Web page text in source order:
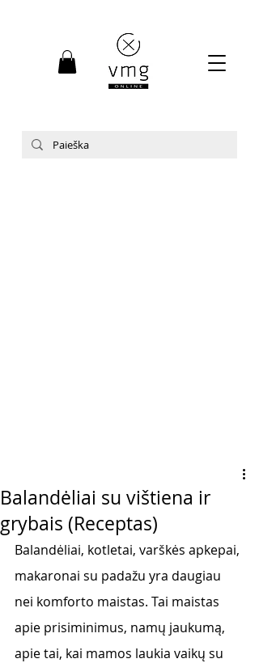
Balandėliai su vištiena ir
grybais (Receptas)
Balandėliai, kotletai, varškės apkepai,
makaronai su padažu yra daugiau
nei komforto maistas. Tai maistas
apie prisiminimus, namų jaukumą,
apie tai, kai mamos laukia vaikų su